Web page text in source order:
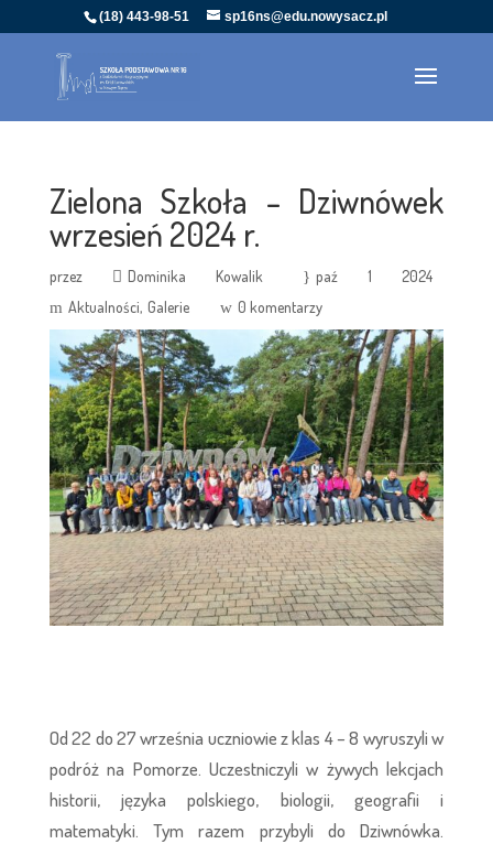
(18) 443-98-51 sp16ns@edu.nowysacz.pl
Zielona Szkoła – Dziwnówek
wrzesień 2024 r.
przez Dominika Kowalik
paź 1 2024
Aktualności Galerie 0 komentarzy
Od 22 do 27 września uczniowie z klas 4 – 8 wyruszyli w
podróż na Pomorze. Uczestniczyli w żywych lekcjach
historii, języka polskiego, biologii, geografii i
matematyki. Tym razem przybyli do Dziwnówka.